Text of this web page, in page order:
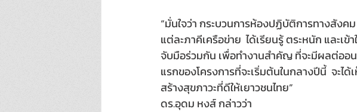
“มั่นใจว่า กระบวนการห้องปฏิบัติการทางสังค
แต่ละภาคีเครือข่าย  ได้เรียนรู้ ตระหนัก และเ
จับมือร่วมกัน เพื่อทำงานสำคัญ ที่จะมีผลต่ออน
แรกของโครงการที่จะเริ่มต้นในกลางปีนี้  จะ
สร้างสุขภาวะที่ดีให้เยาวชนไทย”
ดร.อุดม หงส์ กล่าวว่า